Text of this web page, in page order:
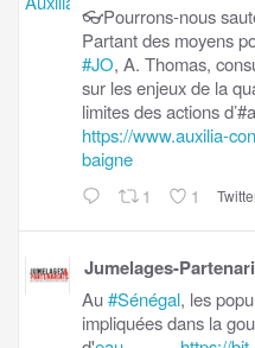
👓Pourrons-nous
Partant des moyens
#JO, A. Thomas,
sur les enjeux de la
limites des actions
https://www.auxilia-
baigne
1 1
Jumelages-
Au#Sénégal, les
impliquées dans la